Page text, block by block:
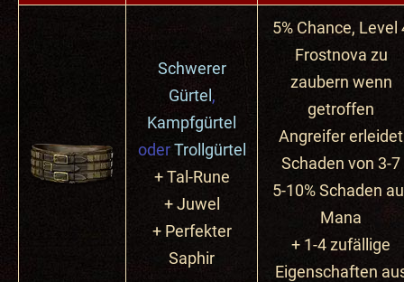
Schwerer
Gürtel,
Kampfgürtel
oderTrollgürtel
+ Tal-Rune
+ Juwel
+ Perfekter
Saphir
5% Chance, Level
Frostnova zu
zaubern wenn
getroffen
Angreifer erleidet
Schaden von 3-7
5-10% Schaden
Mana
+ 1-4 zufällige
Eigenschaften